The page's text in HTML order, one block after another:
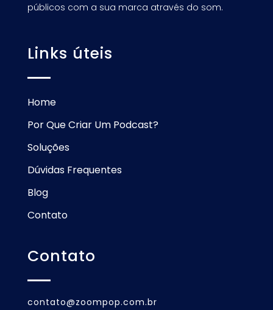
públicos com a sua marca através do som.
Links úteis
Home
Por Que Criar Um Podcast?
Soluções
Dúvidas Frequentes
Blog
Contato
Contato
contato@zoompop.com.br